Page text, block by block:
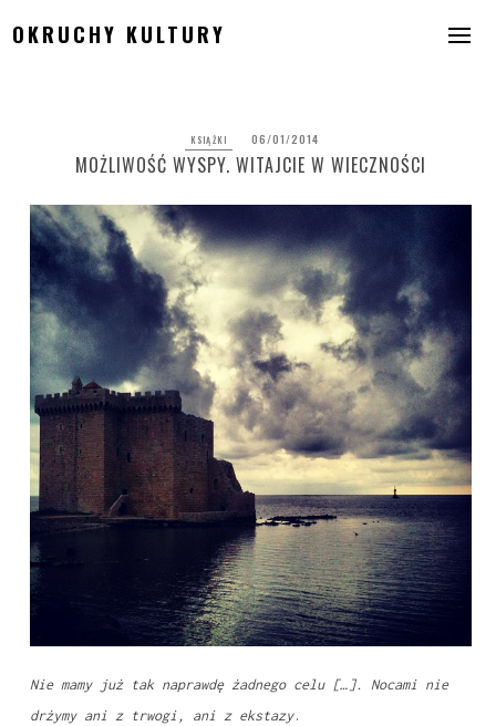
toOKRUCHY KULTURY
KSIĄŻKI 06/01/2014
MOŻLIWOŚĆ WYSPY. WITAJCIE W WIECZNOŚCI
Nie mamy już tak naprawdę żadnego celu […]. Nocami nie
drżymy ani z trwogi, ani z ekstazy.